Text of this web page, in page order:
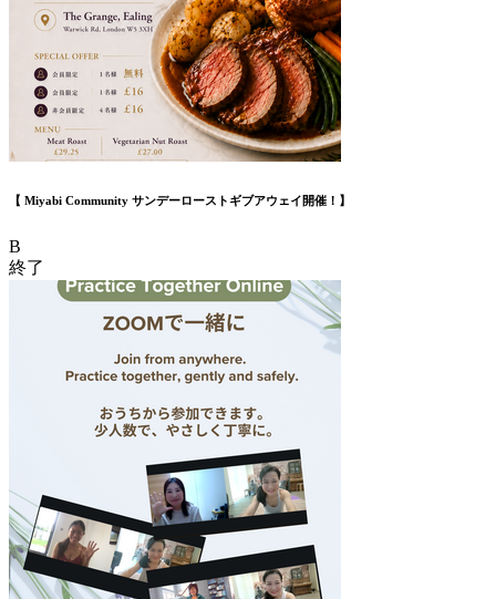
【 Miyabi Community サンデーローストギブアウェイ開催！】
B
終了